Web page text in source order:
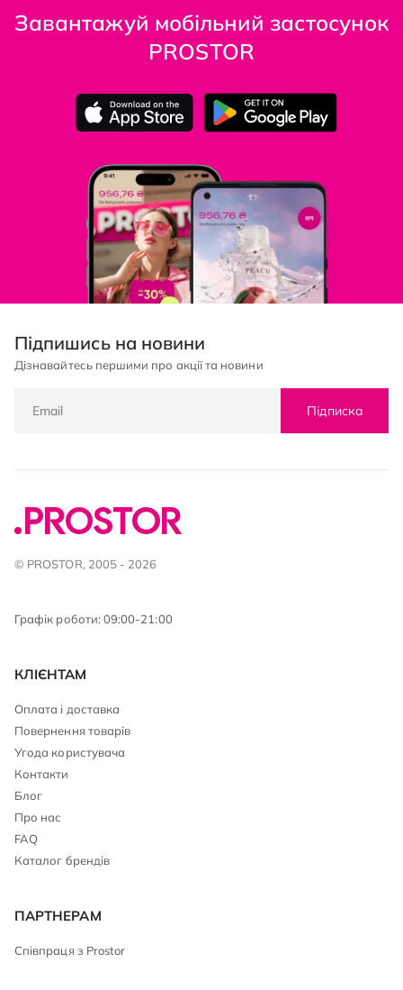
Завантажуй мобільний застосунок
PROSTOR
Підпишись на новини
Дізнавайтесь першими про акції та новини
Підписка
© PROSTOR, 2005 - 2026
Графік роботи: 09:00-21:00
КЛІЄНТАМ
Оплата і доставка
Повернення товарів
Угода користувача
Контакти
Блог
Про нас
FAQ
Каталог брендів
ПАРТНЕРАМ
Співпраця з Prostor